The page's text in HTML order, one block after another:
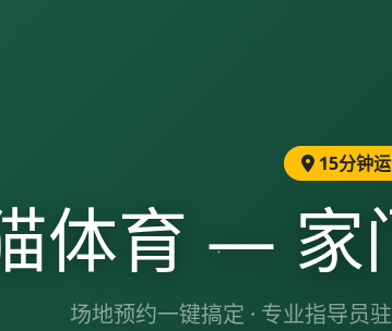
15分钟
体育 — 家
场地预约一键搞定 · 专业指导员